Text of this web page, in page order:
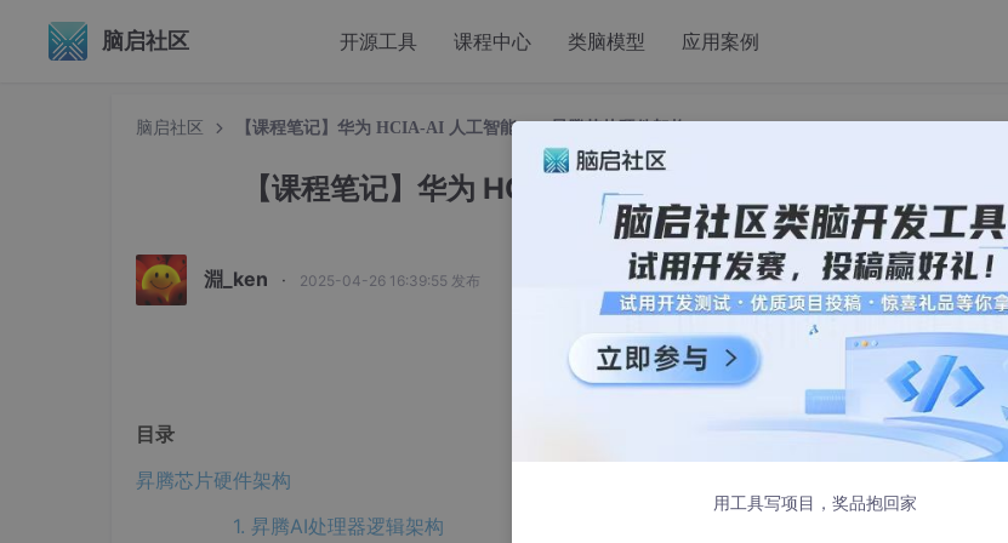
脑启社区 开源工具 课程中心 类脑模型 应用案例
脑启社区 【课程笔记】华为 HCIA-AI 人工智能36：昇腾芯片硬件架构
【课程笔记】华为 HCIA-AI 人工智能36：昇腾芯片硬件架构
淵_ken · 2025-04-26 16:39:55 发布
昇腾芯片硬件架构
目录
昇腾芯片硬件架构
1. 昇腾AI处理器逻辑架构
用工具写项目，奖品抱回家